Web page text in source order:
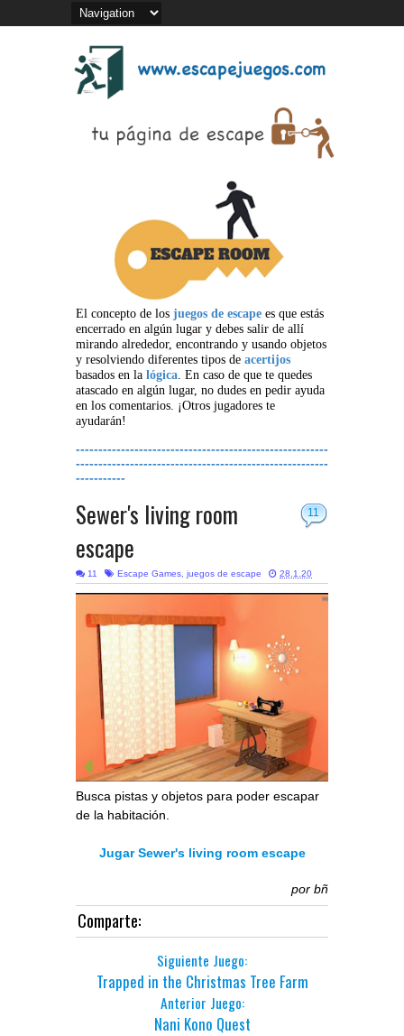
El concepto de los juegos de escape es que estás
encerrado en algún lugar y debes salir de allí
mirando alrededor, encontrando y usando objetos
y resolviendo diferentes tipos de acertijos
basados en la lógica. En caso de que te quedes
atascado en algún lugar, no dudes en pedir ayuda
en los comentarios. ¡Otros jugadores te
ayudarán!
--------------------------------------------------------
--------------------------------------------------------
-----------
11
Sewer's living room
escape
11 Escape Games, juegos de escape 28.1.20
Busca pistas y objetos para poder escapar
de la habitación.
Jugar Sewer's living room escape
por bñ
Comparte:
Siguiente Juego:
Trapped in the Christmas Tree Farm
Anterior Juego:
Nani Kono Quest